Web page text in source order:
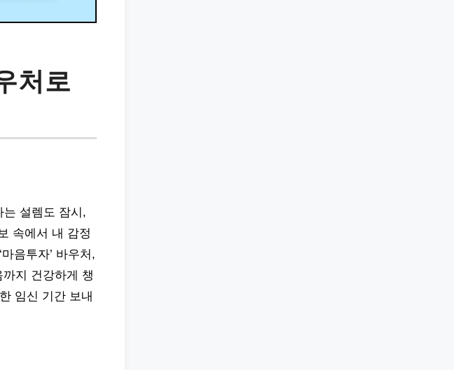
처로
설렘도 잠시,
속에서 내 감정
음투자’ 바우처,
지 건강하게 챙
임신 기간 보내